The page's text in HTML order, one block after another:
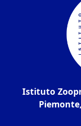
Istituto